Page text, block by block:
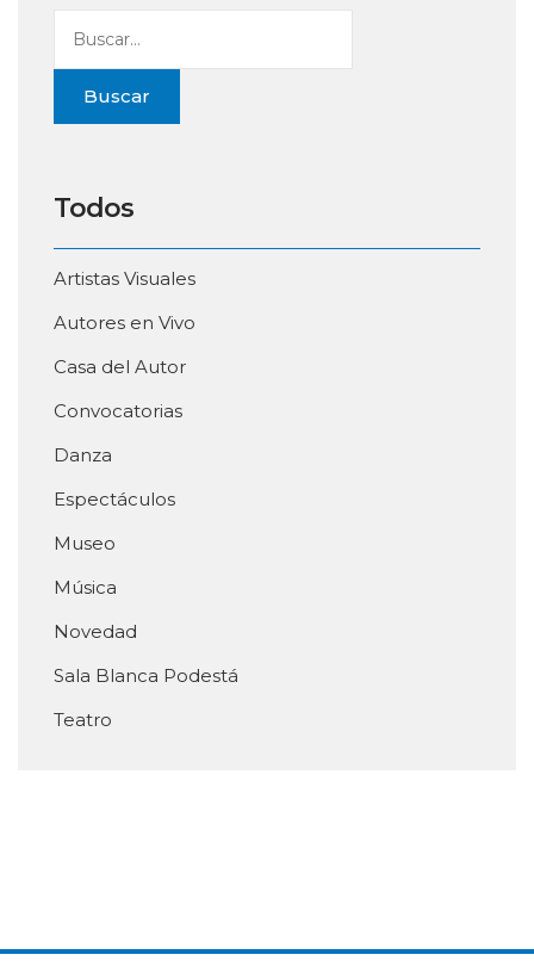
Buscar
Todos
Artistas Visuales
Autores en Vivo
Casa del Autor
Convocatorias
Danza
Espectáculos
Museo
Música
Novedad
Sala Blanca Podestá
Teatro